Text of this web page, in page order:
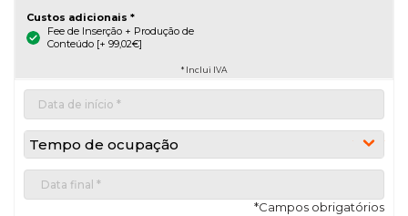
Custos adicionais *
Fee de Inserção + Produção de
Conteúdo [+ 99,02€]
* Inclui IVA
Tempo de ocupação
*Campos obrigatórios